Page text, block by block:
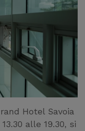
Hotel Savoia
alle 19.30, si